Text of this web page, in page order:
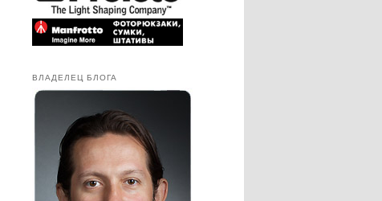
ВЛАДЕЛЕЦ БЛОГА